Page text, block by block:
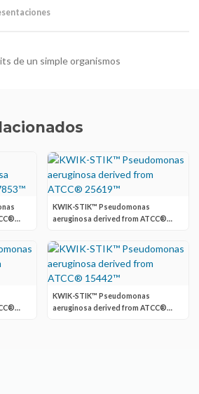
de un simple organismos
KWIK-STIK™ Pseudomonas
aeruginosa derived from ATCC®
KWIK-STIK™ Pseudomonas
aeruginosa derived from ATCC®